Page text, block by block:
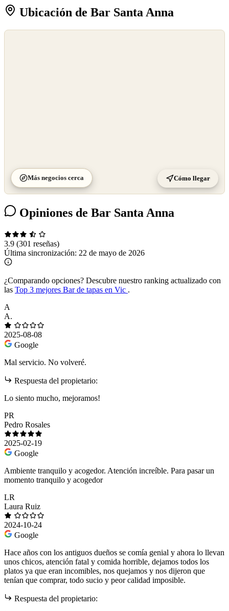
Ubicación de Bar Santa Anna
Más negocios cerca Cómo llegar
Opiniones de Bar Santa Anna
3.9 (301 reseñas)
Última sincronización: 22 de mayo de 2026
¿Comparando opciones? Descubre nuestro ranking actualizado con
las Top 3 mejores Bar de tapas en Vic .
A
A.
2025-08-08
Google
Mal servicio. No volveré.
Respuesta del propietario:
Lo siento mucho, mejoramos!
PR
Pedro Rosales
2025-02-19
Google
Ambiente tranquilo y acogedor. Atención increíble. Para pasar un
momento tranquilo y acogedor
LR
Laura Ruiz
2024-10-24
Google
Hace años con los antiguos dueños se comía genial y ahora lo llevan
unos chicos, atención fatal y comida horrible, dejamos todos los
platos ya que eran incomibles, nos quejamos y nos dijeron que
tenían que comprar, todo sucio y peor calidad imposible.
Respuesta del propietario: